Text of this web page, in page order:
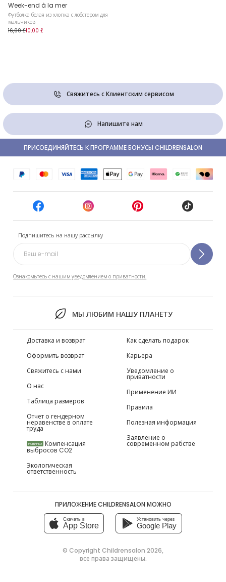
Week-end à la mer
Футболка белая из хлопка с лобстером для
мальчиков
16,00 £10,00 £
Свяжитесь с Клиентским сервисом
Напишите нам
Подпишитесь на нашу рассылку
Ознакомьтесь с нашим уведомлением о приватности.
МЫ ЛЮБИМ НАШУ ПЛАНЕТУ
ПРИСОЕДИНЯЙТЕСЬ К ПРОГРАММЕ БОНУСЫ CHILDRENSALON
Доставка и возврат
Оформить возврат
Свяжитесь с нами
О нас
Таблица размеров
Отчет о гендерном
неравенстве в оплате
труда
НОВИНКИ Компенсация
выбросов CO2
Экологическая
ответственность
Как сделать подарок
Карьера
Уведомление о
приватности
Применение ИИ
Правила
Полезная информация
Заявление о
современном рабстве
ПРИЛОЖЕНИЕ CHILDRENSALON МОЖНО
Скачать в
App Store
Установить через
Google Play
© Copyright Childrensalon 2026,
все права защищены.